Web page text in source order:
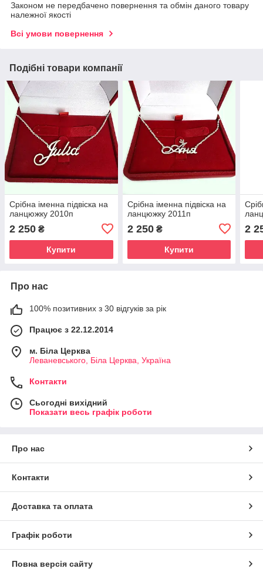
Законом не передбачено повернення та обмін даного товару
належної якості
Всі умови повернення
Подібні товари компанії
Срібна іменна підвіска на
ланцюжку 2010п
2 250 ₴
Купити
Срібна іменна підвіска на
ланцюжку 2011п
2 250₴
Купити
2
Про нас
100% позитивних з 30 відгуків за рік
Працює з 22.12.2014
м. Біла Церква
Леваневського, Біла Церква, Україна
Контакти
Сьогодні вихідний
Показати весь графік роботи
Про нас
Контакти
Доставка та оплата
Графік роботи
Повна версія сайту